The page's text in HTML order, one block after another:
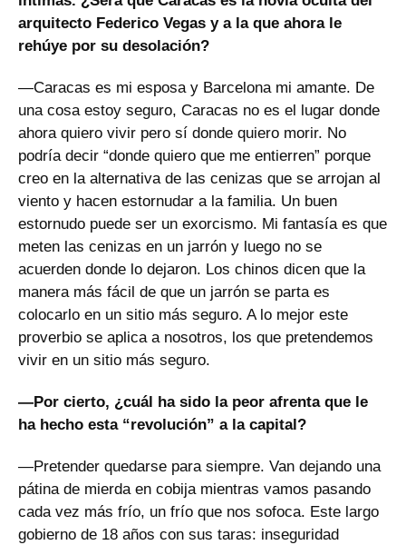
arquitecto Federico Vegas y a la que ahora le
rehúye por su desolación?
—Caracas es mi esposa y Barcelona mi amante. De
una cosa estoy seguro, Caracas no es el lugar donde
ahora quiero vivir pero sí donde quiero morir. No
podría decir “donde quiero que me entierren” porque
creo en la alternativa de las cenizas que se arrojan al
viento y hacen estornudar a la familia. Un buen
estornudo puede ser un exorcismo. Mi fantasía es que
meten las cenizas en un jarrón y luego no se
acuerden donde lo dejaron. Los chinos dicen que la
manera más fácil de que un jarrón se parta es
colocarlo en un sitio más seguro. A lo mejor este
proverbio se aplica a nosotros, los que pretendemos
vivir en un sitio más seguro.
—Por cierto, ¿cuál ha sido la peor afrenta que le
ha hecho esta “revolución” a la capital?
—Pretender quedarse para siempre. Van dejando una
pátina de mierda en cobija mientras vamos pasando
cada vez más frío, un frío que nos sofoca. Este largo
gobierno de 18 años con sus taras: inseguridad